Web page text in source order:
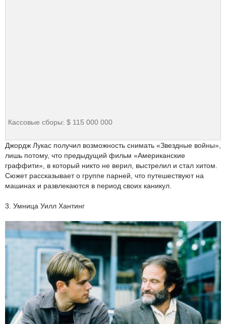
Кассовые сборы: $ 115 000 000
Джордж Лукас получил возможность снимать «Звездные войны»,
лишь потому, что предыдущий фильм «Американские
граффити», в который никто не верил, выстрелил и стал хитом.
Сюжет рассказывает о группе парней, что путешествуют на
машинах и развлекаются в период своих каникул.
3. Умница Уилл Хантинг